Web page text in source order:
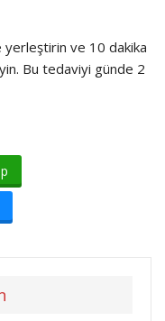
yerleştirin ve 10 dakika
Bu tedaviyi günde 2